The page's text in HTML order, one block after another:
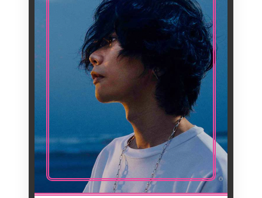
©
NOM
YONEZU
PRÉNOM
KENSHI (CONNU
INITIALEMENT SOUS LE
PSEUDONYME HACHI)
NAISSANCE
1991/03/10
PREMIÈRE
APPARITION
PUBLICATION DE SES
PREMIÈRES CHANSONS
VOCALOID (AVEC LE
LOGICIEL HATSUNE
MIKU) SUR LA
PLATEFORME NICO
NICO DOUGA
DATE
D'APPARITION
2009/05/20
ACTIVITÉ
AUTEUR-COMPOSITEUR-
INTERPRÈTE,
PRODUCTEUR DE
MUSIQUE,
ILLUSTRATEUR,
DANSEUR